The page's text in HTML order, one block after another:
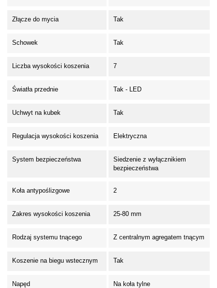
Złącze do mycia Tak
Schowek Tak
Liczba wysokości koszenia 7
Światła przednie Tak - LED
Uchwyt na kubek Tak
Regulacja wysokości koszenia Elektryczna
System bezpieczeństwa
Siedzenie z wyłącznikiem
bezpieczeństwa
Koła antypoślizgowe 2
Zakres wysokości koszenia 25-80 mm
Rodzaj systemu tnącego Z centralnym agregatem tnącym
Koszenie na biegu wstecznym Tak
Napęd Na koła tylne